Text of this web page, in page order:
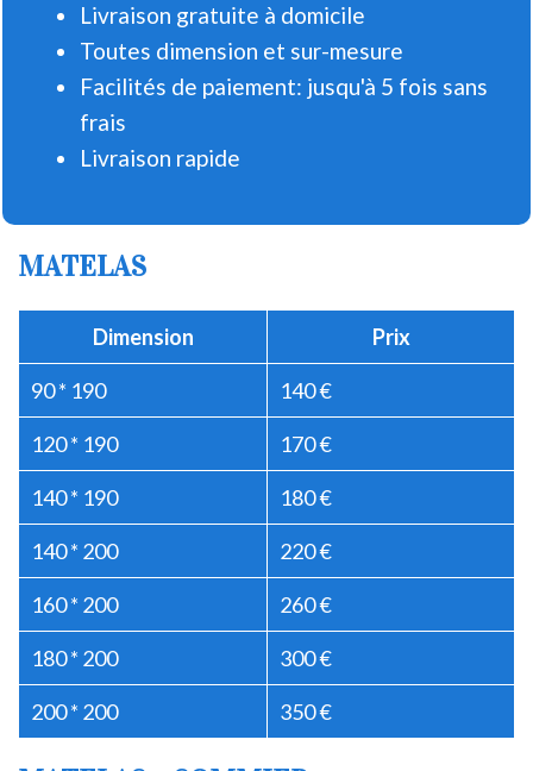
Livraison gratuite à domicile
Toutes dimension et sur-mesure
Facilités de paiement: jusqu'à 5 fois sans
frais
Livraison rapide
MATELAS
Dimension Prix
90 * 190 140 €
120 * 190 170 €
140 * 190 180 €
140 * 200 220 €
160 * 200 260 €
180 * 200 300 €
200 * 200 350 €